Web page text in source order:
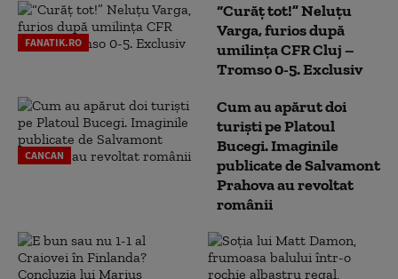
FANATIK.RO
“Curăț tot!” Neluțu
Varga, furios după
umilința CFR Cluj –
Tromso 0-5. Exclusiv
CANCAN
Cum au apărut doi
turiști pe Platoul
Bucegi. Imaginile
publicate de Salvamont
Prahova au revoltat
românii